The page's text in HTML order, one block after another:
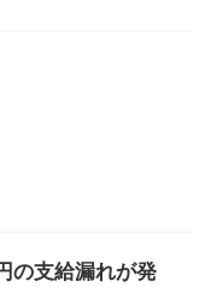
の支給漏れが発